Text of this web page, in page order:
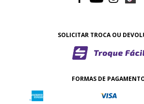
SOLICITAR TROCA OU
FORMAS DE